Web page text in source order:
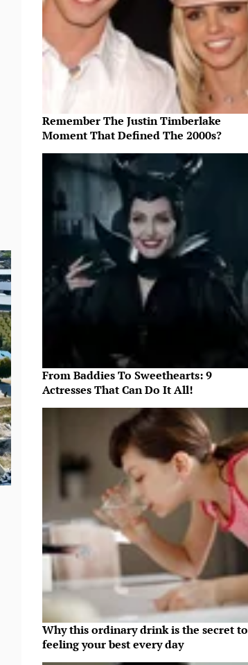
Remember The Justin Timberlake
Moment That Defined The 2000s?
From Baddies To Sweethearts: 9
Actresses That Can Do It All!
Why this ordinary drink is the secret to
feeling your best every day